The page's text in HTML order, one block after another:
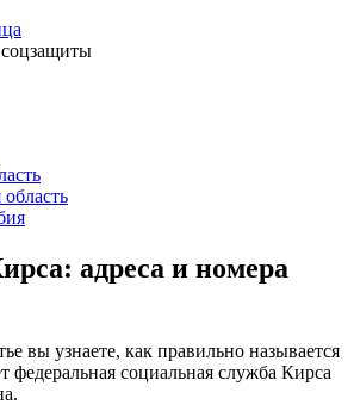
адреса и номера
вы узнаете, как правильно называется
федеральная социальная служба Кирса